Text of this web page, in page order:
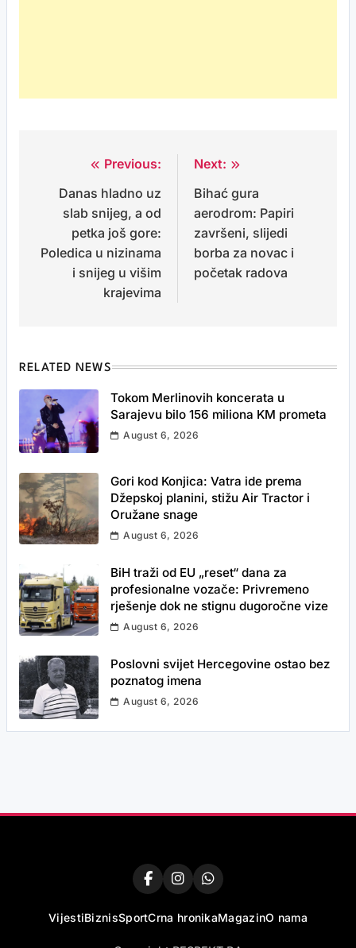
navigation
Previous:
Danas hladno uz
slab snijeg, a od
petka još gore:
Poledica u nizinama
i snijeg u višim
krajevima
Next:
Bihać gura
aerodrom: Papiri
završeni, slijedi
borba za novac i
početak radova
RELATED NEWS
Tokom Merlinovih koncerata u
Sarajevu bilo 156 miliona KM prometa
August 6, 2026
Gori kod Konjica: Vatra ide prema
Džepskoj planini, stižu Air Tractor i
Oružane snage
August 6, 2026
BiH traži od EU „reset“ dana za
profesionalne vozače: Privremeno
rješenje dok ne stignu dugoročne vize
August 6, 2026
Poslovni svijet Hercegovine ostao bez
poznatog imena
August 6, 2026
VijestiBiznisSportCrna hronikaMagazinO nama